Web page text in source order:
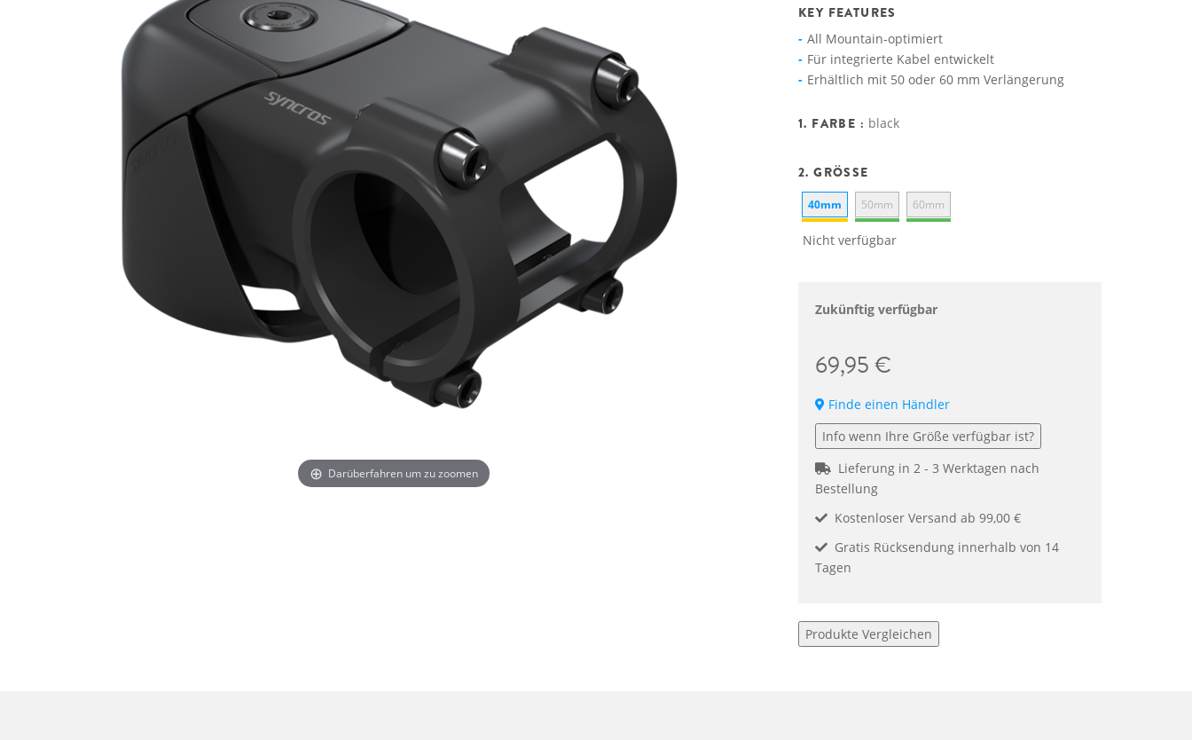
Darüberfahren um zu zoomen
KEY FEATURES
All Mountain-optimiert
Für integrierte Kabel entwickelt
Erhältlich mit 50 oder 60 mm Verlängerung
1. FARBE : black
2. GRÖSSE
40mm 50mm 60mm
Nicht verfügbar
Zukünftig verfügbar
69,95 €
Finde einen Händler
Info wenn Ihre Größe verfügbar ist?
Lieferung in 2 - 3 Werktagen nach
Bestellung
Kostenloser Versand ab 99,00 €
Gratis Rücksendung innerhalb von 14
Tagen
Produkte Vergleichen